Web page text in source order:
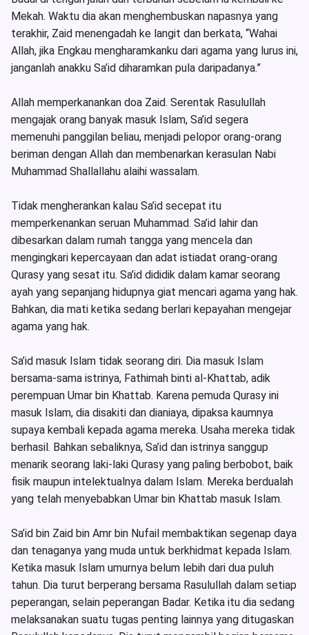
Mekah. Waktu dia akan menghembuskan napasnya yang
terakhir, Zaid menengadah ke langit dan berkata, “Wahai
Allah, jika Engkau mengharamkanku dari agama yang lurus ini,
janganlah anakku Sa’id diharamkan pula daripadanya.”
Allah memperkanankan doa Zaid. Serentak Rasulullah
mengajak orang banyak masuk Islam, Sa’id segera
memenuhi panggilan beliau, menjadi pelopor orang-orang
beriman dengan Allah dan membenarkan kerasulan Nabi
Muhammad Shallallahu alaihi wassalam.
Tidak mengherankan kalau Sa’id secepat itu
memperkenankan seruan Muhammad. Sa’id lahir dan
dibesarkan dalam rumah tangga yang mencela dan
mengingkari kepercayaan dan adat istiadat orang-orang
Qurasy yang sesat itu. Sa’id dididik dalam kamar seorang
ayah yang sepanjang hidupnya giat mencari agama yang hak.
Bahkan, dia mati ketika sedang berlari kepayahan mengejar
agama yang hak.
Sa’id masuk Islam tidak seorang diri. Dia masuk Islam
bersama-sama istrinya, Fathimah binti al-Khattab, adik
perempuan Umar bin Khattab. Karena pemuda Qurasy ini
masuk Islam, dia disakiti dan dianiaya, dipaksa kaumnya
supaya kembali kepada agama mereka. Usaha mereka tidak
berhasil. Bahkan sebaliknya, Sa’id dan istrinya sanggup
menarik seorang laki-laki Qurasy yang paling berbobot, baik
fisik maupun intelektualnya dalam Islam. Mereka berdualah
yang telah menyebabkan Umar bin Khattab masuk Islam.
Sa’id bin Zaid bin Amr bin Nufail membaktikan segenap daya
dan tenaganya yang muda untuk berkhidmat kepada Islam.
Ketika masuk Islam umurnya belum lebih dari dua puluh
tahun. Dia turut berperang bersama Rasulullah dalam setiap
peperangan, selain peperangan Badar. Ketika itu dia sedang
melaksanakan suatu tugas penting lainnya yang ditugaskan